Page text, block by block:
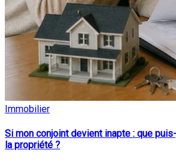
Immobilier
Si mon conjoint devient inapte : que
la propriété ?